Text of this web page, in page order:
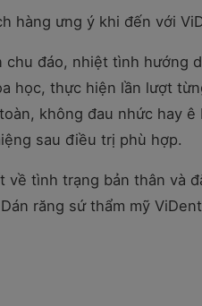
hàng ưng ý khi đến với
đáo, nhiệt tình hướng
học, thực hiện lần lượt
không đau nhức hay ê
sau điều trị phù hợp.
tình trạng bản thân và
răng sứ thẩm mỹ